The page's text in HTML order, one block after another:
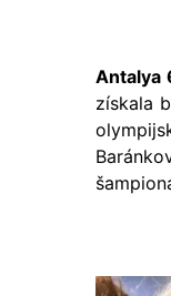
Antalya
získala